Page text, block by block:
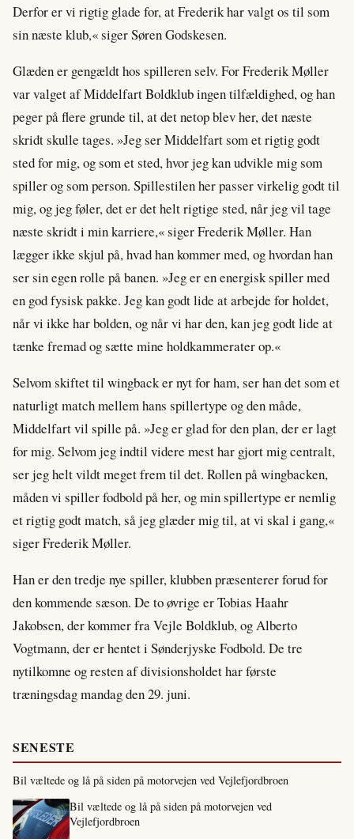
Derfor er vi rigtig glade for, at Frederik har valgt os til som
sin næste klub,« siger Søren Godskesen.
Glæden er gengældt hos spilleren selv. For Frederik Møller
var valget af Middelfart Boldklub ingen tilfældighed, og han
peger på flere grunde til, at det netop blev her, det næste
skridt skulle tages. »Jeg ser Middelfart som et rigtig godt
sted for mig, og som et sted, hvor jeg kan udvikle mig som
spiller og som person. Spillestilen her passer virkelig godt til
mig, og jeg føler, det er det helt rigtige sted, når jeg vil tage
næste skridt i min karriere,« siger Frederik Møller. Han
lægger ikke skjul på, hvad han kommer med, og hvordan han
ser sin egen rolle på banen. »Jeg er en energisk spiller med
en god fysisk pakke. Jeg kan godt lide at arbejde for holdet,
når vi ikke har bolden, og når vi har den, kan jeg godt lide at
tænke fremad og sætte mine holdkammerater op.«
Selvom skiftet til wingback er nyt for ham, ser han det som et
naturligt match mellem hans spillertype og den måde,
Middelfart vil spille på. »Jeg er glad for den plan, der er lagt
for mig. Selvom jeg indtil videre mest har gjort mig centralt,
ser jeg helt vildt meget frem til det. Rollen på wingbacken,
måden vi spiller fodbold på her, og min spillertype er nemlig
et rigtig godt match, så jeg glæder mig til, at vi skal i gang,«
siger Frederik Møller.
Han er den tredje nye spiller, klubben præsenterer forud for
den kommende sæson. De to øvrige er Tobias Haahr
Jakobsen, der kommer fra Vejle Boldklub, og Alberto
Vogtmann, der er hentet i Sønderjyske Fodbold. De tre
nytilkomne og resten af divisionsholdet har første
træningsdag mandag den 29. juni.
SENESTE
Bil væltede og lå på siden på motorvejen ved Vejlefjordbroen
Bil væltede og lå på siden på motorvejen ved
Vejlefjordbroen